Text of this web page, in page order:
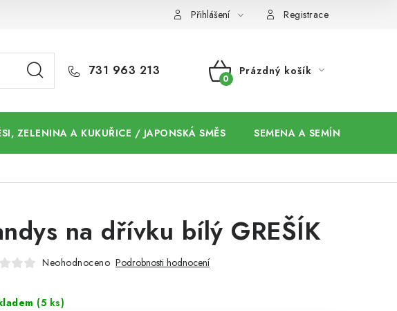
Přihlášení Registrace
731 963 213
NÁKUPNÍ
Prázdný košík
ZELENINA A KUKUŘICE / JAPONSKÁ SMĚS SEMENA A SEMÍNKA / CHIA
na dřívku bílý GREŠÍK
Neohodnoceno Podrobnosti hodnocení
(5 ks)